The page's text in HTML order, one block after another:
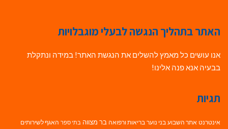
האתר בתהליך הנגשה לבעלי מוגבלויות
אנו עושים כל מאמץ להשלים את הנגשת האתר! במידה ונתקלת
בבעיה אנא פנה אלינו!
תגיות
אינטרנט אתר השבוע בני נוער בריאות ורפואה בר מצווה בתי ספר האגף לשירותים